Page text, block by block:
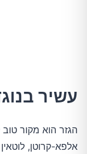
עשיר
הגזר הוא מקור טוב
אלפא-קרוטן,